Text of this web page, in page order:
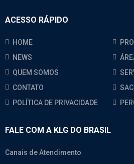
ACESSO RÁPIDO
HOME
NEWS
QUEM SOMOS
CONTATO
SAC
POLÍTICA DE PRIVACIDADE
FALE COM A KLG DO BRASIL
Canais de Atendimento